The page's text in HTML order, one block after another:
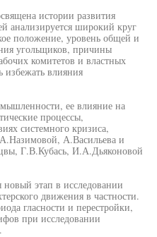
истории развития
анализируется широкий круг
положение, уровень общей и
угольщиков, причины
комитетов и властных
избежать влияния
ее влияние на
процессы,
системного кризиса,
А.Васильева и
Г.В.Кубась, И.А.Дьяконовой
этап в исследовании
движения в частности.
гласности и перестройки,
при исследовании